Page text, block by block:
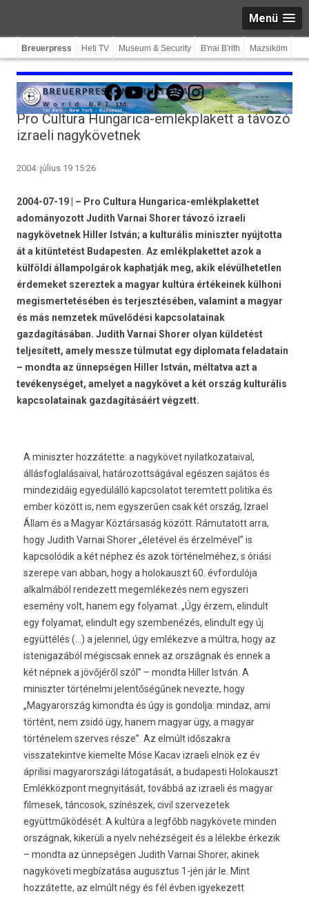
Menü
Breuerpress Heti TV Museum & Security B'nai B'rith Mazsiköm
Facebook
YouTube
TikTokSpotifyInstagram
Pro Cultura Hungarica-emlékplakett a távozó
izraeli nagykövetnek
2004. július 19 15:26
2004-07-19 | – Pro Cultura Hungarica-emlékplakettet
adományozott Judith Varnai Shorer távozó izraeli
nagykövetnek Hiller István; a kulturális miniszter nyújtotta
át a kitüntetést Budapesten. Az emlékplakettet azok a
külföldi állampolgárok kaphatják meg, akik elévülhetetlen
érdemeket szereztek a magyar kultúra értékeinek külhoni
megismertetésében és terjesztésében, valamint a magyar
és más nemzetek művelődési kapcsolatainak
gazdagításában. Judith Varnai Shorer olyan küldetést
teljesített, amely messze túlmutat egy diplomata feladatain
– mondta az ünnepségen Hiller István, méltatva azt a
tevékenységet, amelyet a nagykövet a két ország kulturális
kapcsolatainak gazdagításáért végzett.
A miniszter hozzátette: a nagykövet nyilatkozataival,
állásfoglalásaival, határozottságával egészen sajátos és
mindezidáig egyedülálló kapcsolatot teremtett politika és
ember között is, nem egyszerűen csak két ország, Izrael
Állam és a Magyar Köztársaság között. Rámutatott arra,
hogy Judith Varnai Shorer „életével és érzelmével” is
kapcsolódik a két néphez és azok történelméhez, s óriási
szerepe van abban, hogy a holokauszt 60. évfordulója
alkalmából rendezett megemlékezés nem egyszeri
esemény volt, hanem egy folyamat. „Úgy érzem, elindult
egy folyamat, elindult egy szembenézés, elindult egy új
együttélés (…) a jelennel, úgy emlékezve a múltra, hogy az
istenigazából mégiscsak ennek az országnak és ennek a
két népnek a jövőjéről szól” – mondta Hiller István. A
miniszter történelmi jelentőségűnek nevezte, hogy
„Magyarország kimondta és úgy is gondolja: mindaz, ami
történt, nem zsidó ügy, hanem magyar ügy, a magyar
történelem szerves része”. Az elmúlt időszakra
visszatekintve kiemelte Móse Kacav izraeli elnök ez év
áprilisi magyarországi látogatását, a budapesti Holokauszt
Emlékközpont megnyitását, továbbá az izraeli és magyar
filmesek, táncosok, színészek, civil szervezetek
együttműködését. A kultúra a legfőbb nagykövete minden
országnak, kikerüli a nyelv nehézségeit és a lélekbe érkezik
– mondta az ünnepségen Judith Varnai Shorer, akinek
nagyköveti megbízatása augusztus 1-jén jár le. Mint
hozzátette, az elmúlt négy és fél évben igyekezett